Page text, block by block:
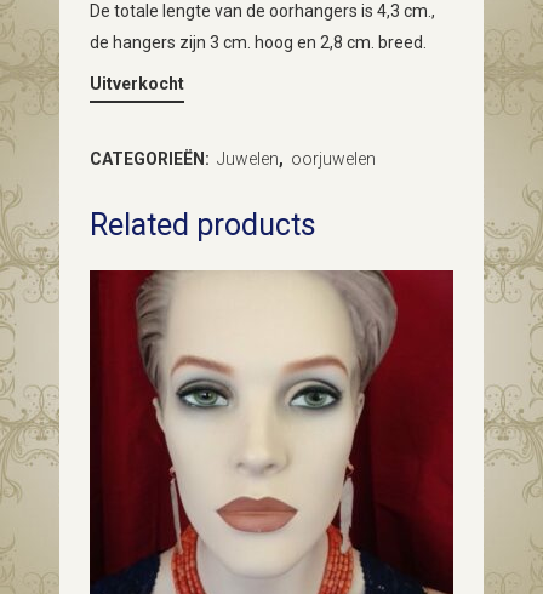
De totale lengte van de oorhangers is 4,3 cm.,
de hangers zijn 3 cm. hoog en 2,8 cm. breed.
Uitverkocht
CATEGORIEËN: Juwelen, oorjuwelen
Related products